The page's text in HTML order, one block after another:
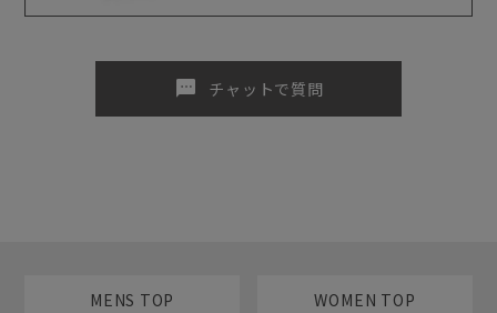
sms チャットで質問
MENS TOP WOMEN TOP